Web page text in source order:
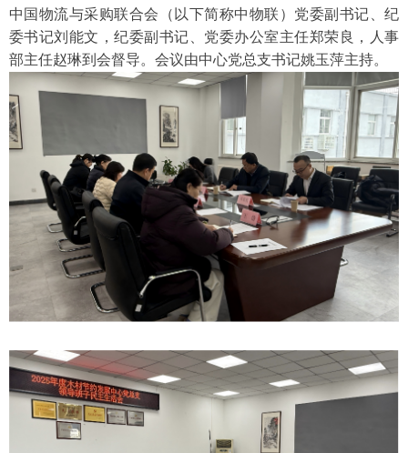
中国物流与采购联合会（以下简称中物联）党委副书记、纪
委书记刘能文，纪委副书记、党委办公室主任郑荣良，人事
部主任赵琳到会督导。会议由中心党总支书记姚玉萍主持。